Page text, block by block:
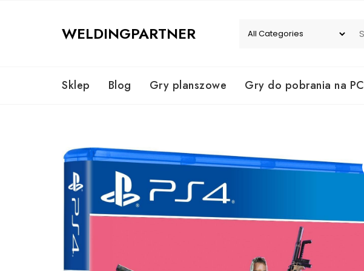
WELDINGPARTNER
Sklep Blog Gry planszowe Gry do pobrania na PC